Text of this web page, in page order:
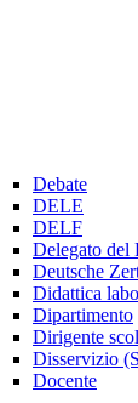
Debate
DELE
DELF
Delegato del
Deutsche
Didattica
Dipartimento
Dirigente
Disservizio
Docente